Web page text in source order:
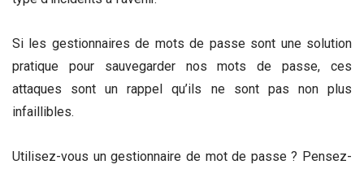
Si les gestionnaires de mots de passe sont une solution
pratique pour sauvegarder nos mots de passe, ces
attaques sont un rappel qu’ils ne sont pas non plus
infaillibles.
Utilisez-vous un gestionnaire de mot de passe ? Pensez-